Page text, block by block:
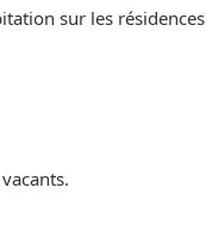
sur les résidences